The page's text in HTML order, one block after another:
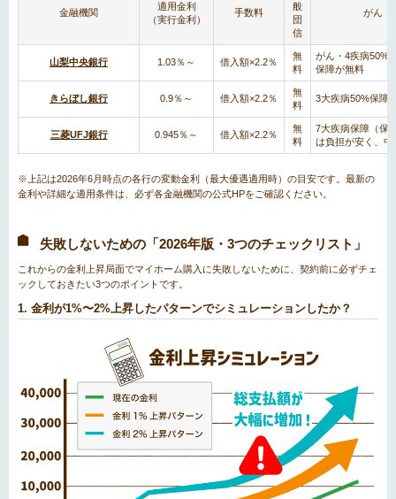
金融機関
適用金利
（実行金利）
手数料
般
団
信
がん・
山梨中央銀行 1.03％～ 借入額×2.2％
無
料
がん・4疾病50%
保障が無料
きらぼし銀行 0.9％～ 借入額×2.2％
無
料
3大疾病50%保障
三菱UFJ銀行 0.945％～ 借入額×2.2％
無
料
7大疾病保障（保
は負担が安く、
※上記は2026年6月時点の各行の変動金利（最大優遇適用時）の目安です。最新の
金利や詳細な適用条件は、必ず各金融機関の公式HPをご確認ください。
失敗しないための「2026年版・3つのチェックリスト」
これからの金利上昇局面でマイホーム購入に失敗しないために、契約前に必ずチェ
ックしておきたい3つのポイントです。
1. 金利が1%〜2%上昇したパターンでシミュレーションしたか？